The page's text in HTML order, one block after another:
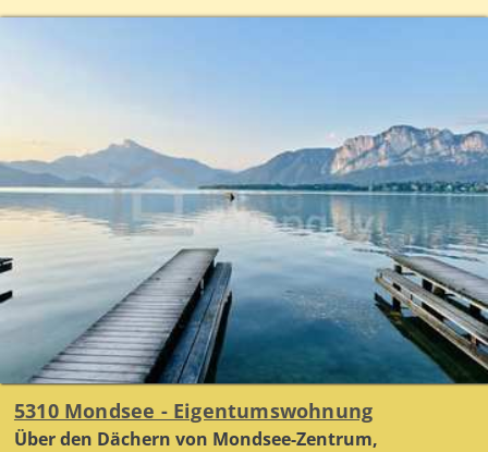
5310 Mondsee - Eigentumswohnung
Über den Dächern von Mondsee-Zentrum,